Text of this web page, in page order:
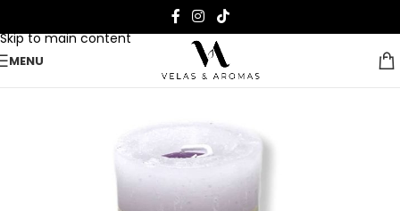
Skip to main content
MENU